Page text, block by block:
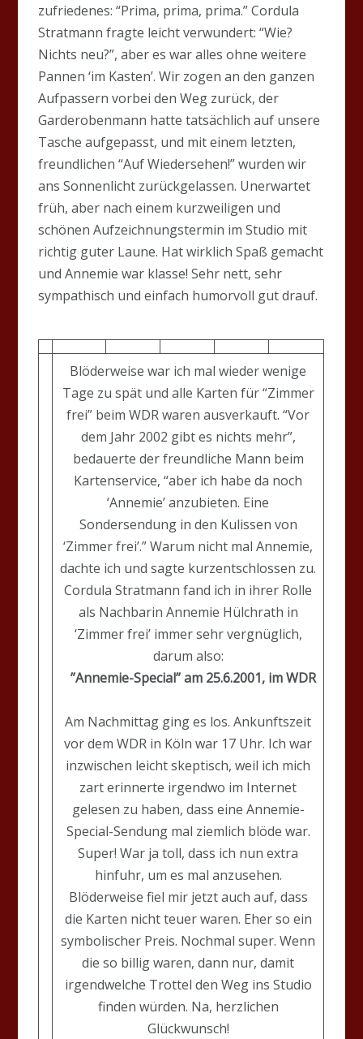
zufriedenes: “Prima, prima, prima.” Cordula
Stratmann fragte leicht verwundert: “Wie?
Nichts neu?”, aber es war alles ohne weitere
Pannen ‘im Kasten’. Wir zogen an den ganzen
Aufpassern vorbei den Weg zurück, der
Garderobenmann hatte tatsächlich auf unsere
Tasche aufgepasst, und mit einem letzten,
freundlichen “Auf Wiedersehen!” wurden wir
ans Sonnenlicht zurückgelassen. Unerwartet
früh, aber nach einem kurzweiligen und
schönen Aufzeichnungstermin im Studio mit
richtig guter Laune. Hat wirklich Spaß gemacht
und Annemie war klasse! Sehr nett, sehr
sympathisch und einfach humorvoll gut drauf.
Blöderweise war ich mal wieder wenige
Tage zu spät und alle Karten für “Zimmer
frei” beim WDR waren ausverkauft. “Vor
dem Jahr 2002 gibt es nichts mehr”,
bedauerte der freundliche Mann beim
Kartenservice, “aber ich habe da noch
‘Annemie’ anzubieten. Eine
Sondersendung in den Kulissen von
‘Zimmer frei’.” Warum nicht mal Annemie,
dachte ich und sagte kurzentschlossen zu.
Cordula Stratmann fand ich in ihrer Rolle
als Nachbarin Annemie Hülchrath in
‘Zimmer frei’ immer sehr vergnüglich,
darum also:
”Annemie-Special”am 25.6.2001, im WDR
Am Nachmittag ging es los. Ankunftszeit
vor dem WDR in Köln war 17 Uhr. Ich war
inzwischen leicht skeptisch, weil ich mich
zart erinnerte irgendwo im Internet
gelesen zu haben, dass eine Annemie-
Special-Sendung mal ziemlich blöde war.
Super! War ja toll, dass ich nun extra
hinfuhr, um es mal anzusehen.
Blöderweise fiel mir jetzt auch auf, dass
die Karten nicht teuer waren. Eher so ein
symbolischer Preis. Nochmal super. Wenn
die so billig waren, dann nur, damit
irgendwelche Trottel den Weg ins Studio
finden würden. Na, herzlichen
Glückwunsch!